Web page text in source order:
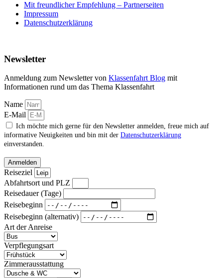
Mit freundlicher Empfehlung – Partnerseiten
Impressum
Datenschutzerklärung
Newsletter
Anmeldung zum Newsletter von Klassenfahrt Blog mit
Informationen rund um das Thema Klassenfahrt
Name
E-Mail
Ich möchte mich gerne für den Newsletter anmelden, freue mich auf
informative Neuigkeiten und bin mit der Datenschutzerklärung
einverstanden.
Anmelden
Reiseziel
Abfahrtsort und PLZ
Reisedauer (Tage)
Reisebeginn
Reisebeginn (alternativ)
Art der Anreise
Verpflegungsart
Zimmerausstattung